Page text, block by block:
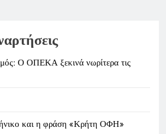
Ο ΟΠΕΚΑ ξεκινά νωρίτερα τις
και η φράση «Κρήτη ΟΦΗ»